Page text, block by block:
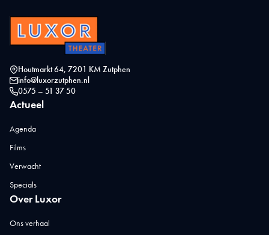
Houtmarkt 64, 7201 KM Zutphen
info@luxorzutphen.nl
0575 – 51 37 50
Actueel
Agenda
Films
Verwacht
Specials
Over Luxor
Ons verhaal